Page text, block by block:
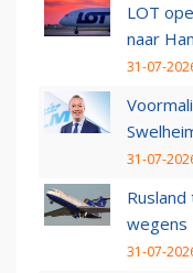
LOT
naar
31-07-
31-07-
wegens
31-07-